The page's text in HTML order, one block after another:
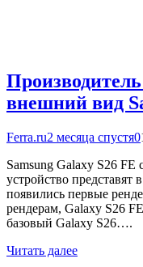
внешний вид
Ferra.ru2 месяца спустя0
Samsung Galaxy S26
устройство представят
появились первые
рендерам, Galaxy S26
базовый Galaxy S26….
Читать далее